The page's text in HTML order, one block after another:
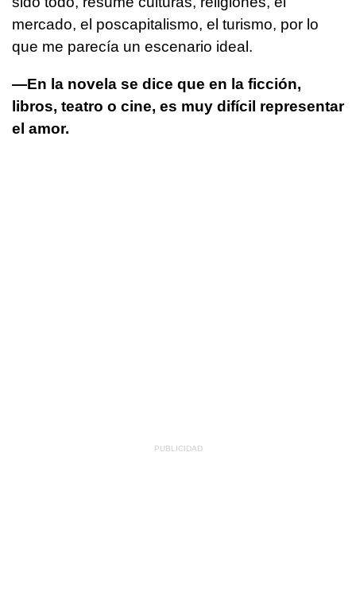
mercado, el poscapitalismo, el turismo, por lo
que me parecía un escenario ideal.
—En la novela se dice que en la ficción,
libros, teatro o cine, es muy difícil representar
el amor.